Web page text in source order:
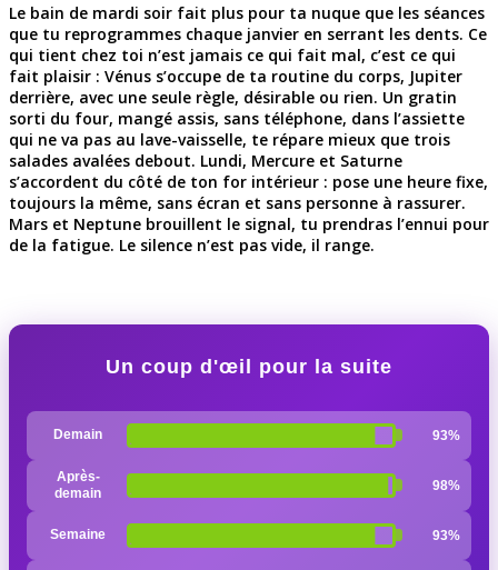
Le bain de mardi soir fait plus pour ta nuque que les séances
que tu reprogrammes chaque janvier en serrant les dents. Ce
qui tient chez toi n’est jamais ce qui fait mal, c’est ce qui
fait plaisir : Vénus s’occupe de ta routine du corps, Jupiter
derrière, avec une seule règle, désirable ou rien. Un gratin
sorti du four, mangé assis, sans téléphone, dans l’assiette
qui ne va pas au lave-vaisselle, te répare mieux que trois
salades avalées debout. Lundi, Mercure et Saturne
s’accordent du côté de ton for intérieur : pose une heure fixe,
toujours la même, sans écran et sans personne à rassurer.
Mars et Neptune brouillent le signal, tu prendras l’ennui pour
de la fatigue. Le silence n’est pas vide, il range.
Un coup d'œil pour la suite
Demain 93%
Après-
demain
98%
Semaine 93%